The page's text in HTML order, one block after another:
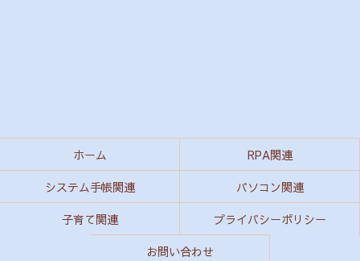
ホーム
RPA関連
システム手帳関連
パソコン関連
子育て関連
プライバシーポリシー
お問い合わせ